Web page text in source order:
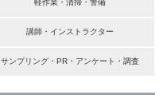
軽作業・清掃・警備
講師・インストラクター
サンプリング・PR・アンケート・調査